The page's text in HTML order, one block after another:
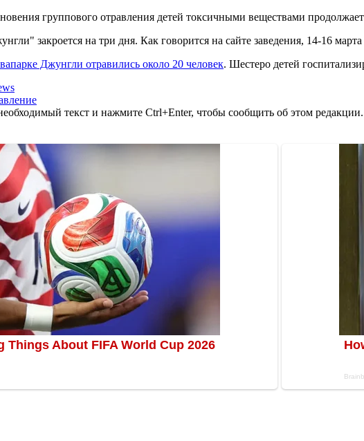
группового отравления детей токсичными веществами
закроется на три дня. Как говорится на сайте заведения, 14-16
Джунгли отравились около 20 человек. Шестеро детей
текст и нажмите Ctrl+Enter, чтобы сообщить об этом редакции.